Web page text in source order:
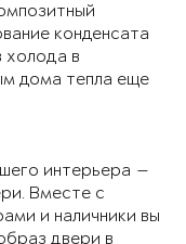
конденсата
холода в
дома тепла еще
интерьера —
Вместе с
и наличники вы
двери в